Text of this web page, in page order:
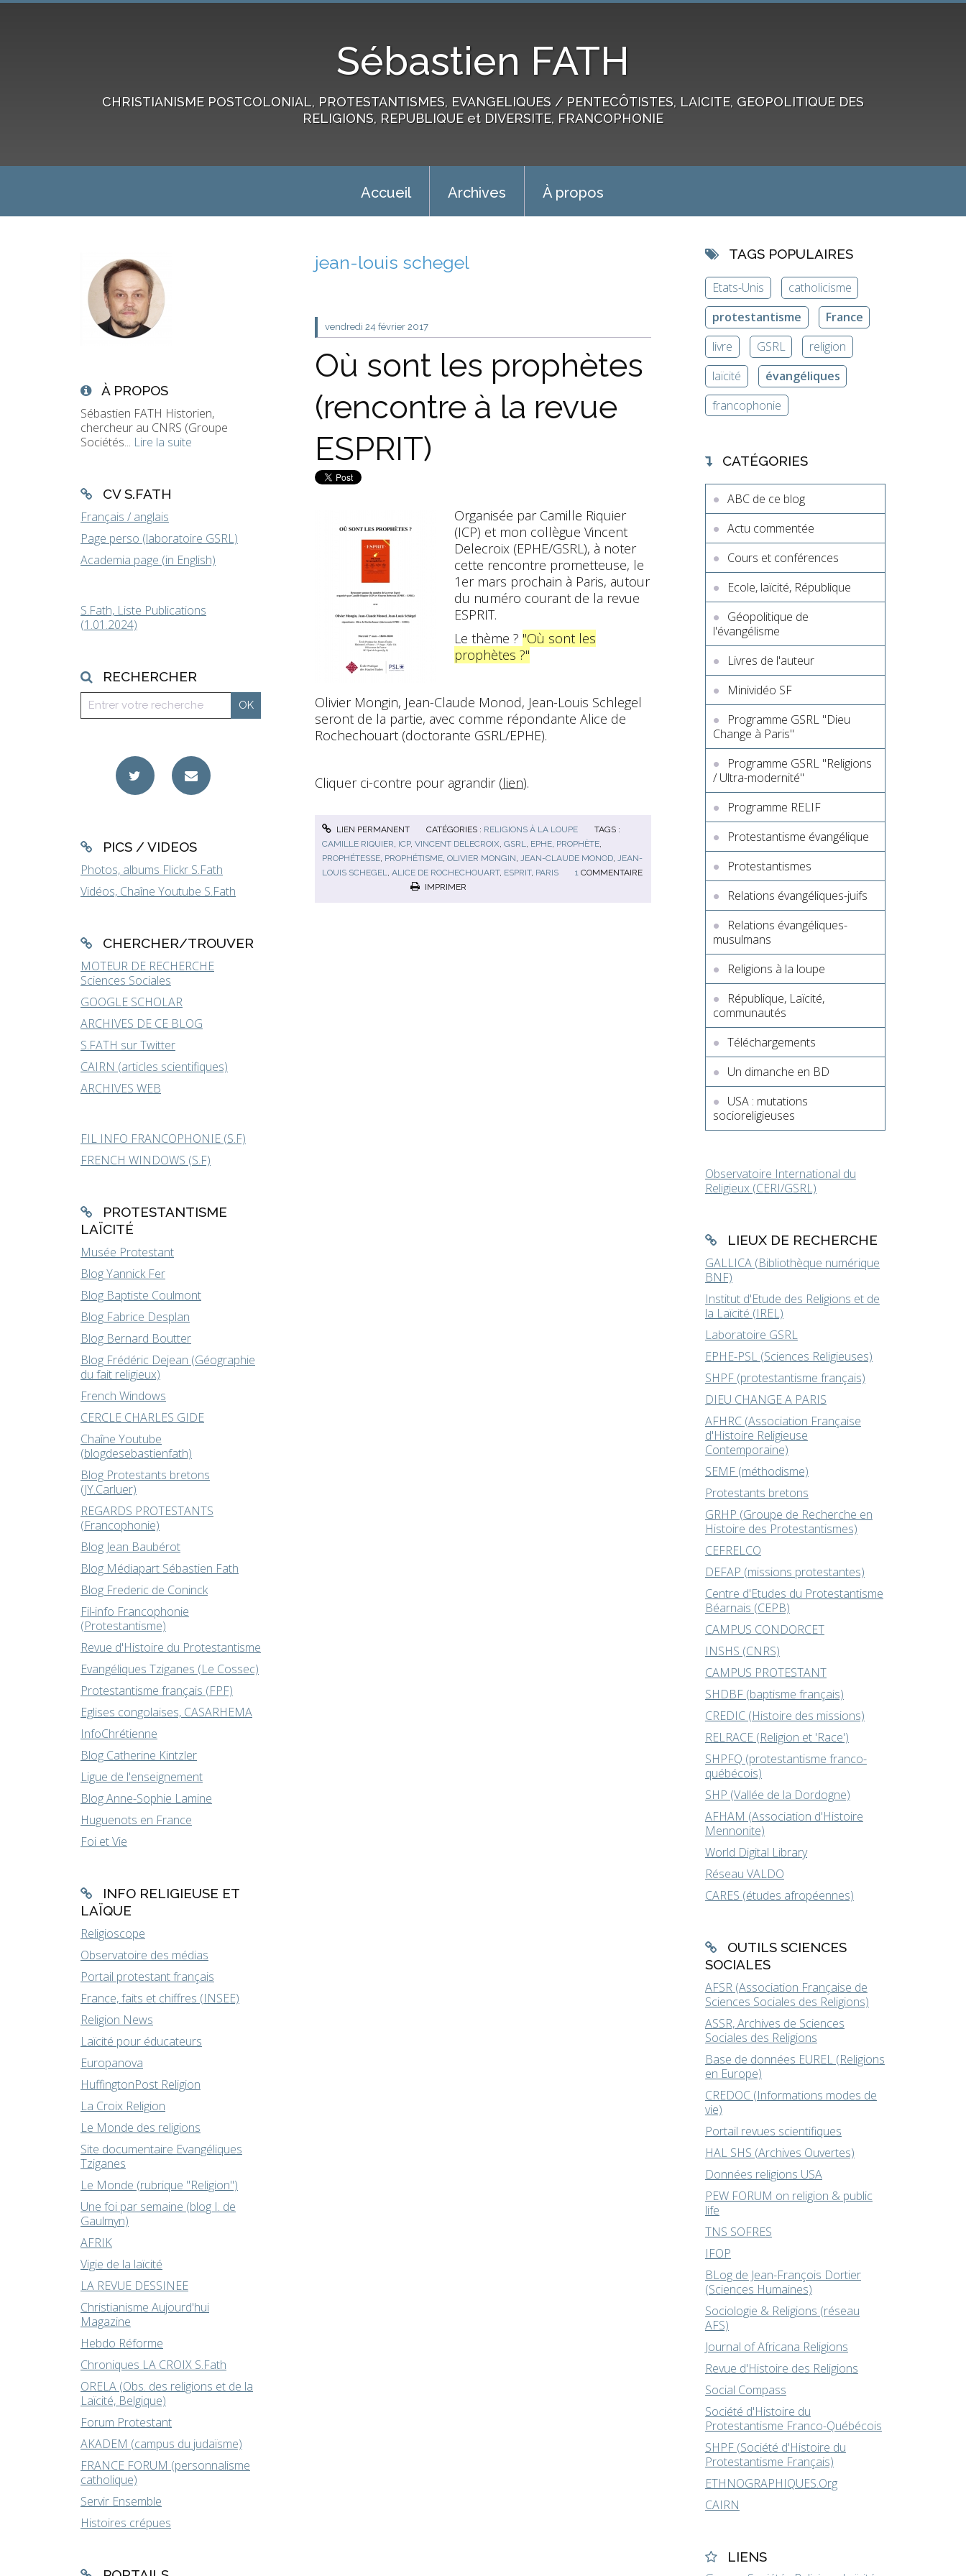
Sébastien FATH
CHRISTIANISME POSTCOLONIAL, PROTESTANTISMES, EVANGELIQUES / PENTECÔTISTES, LAICITE, GEOPOLITIQUE DES
RELIGIONS, REPUBLIQUE et DIVERSITE, FRANCOPHONIE
Accueil Archives À propos
À PROPOS
Sébastien FATH Historien,
chercheur au CNRS (Groupe
Sociétés... Lire la suite
CV S.FATH
Français / anglais
Page perso (laboratoire GSRL)
Academia page (in English)
S.Fath, Liste Publications
(1.01.2024)
RECHERCHER
PICS / VIDEOS
Photos, albums Flickr S.Fath
Vidéos, Chaîne Youtube S.Fath
CHERCHER/TROUVER
MOTEUR DE RECHERCHE
Sciences Sociales
GOOGLE SCHOLAR
ARCHIVES DE CE BLOG
S.FATH sur Twitter
CAIRN (articles scientifiques)
ARCHIVES WEB
FIL INFO FRANCOPHONIE (S.F)
FRENCH WINDOWS (S.F)
PROTESTANTISME
LAÏCITÉ
Musée Protestant
Blog Yannick Fer
Blog Baptiste Coulmont
Blog Fabrice Desplan
Blog Bernard Boutter
Blog Frédéric Dejean (Géographie
du fait religieux)
French Windows
CERCLE CHARLES GIDE
Chaîne Youtube
(blogdesebastienfath)
Blog Protestants bretons
(JY.Carluer)
REGARDS PROTESTANTS
(Francophonie)
Blog Jean Baubérot
Blog Médiapart Sébastien Fath
Blog Frederic de Coninck
Fil-info Francophonie
(Protestantisme)
Revue d'Histoire du Protestantisme
Evangéliques Tziganes (Le Cossec)
Protestantisme français (FPF)
Eglises congolaises, CASARHEMA
InfoChrétienne
Blog Catherine Kintzler
Ligue de l'enseignement
Blog Anne-Sophie Lamine
Huguenots en France
Foi et Vie
INFO RELIGIEUSE ET
LAÏQUE
Religioscope
Observatoire des médias
Portail protestant français
France, faits et chiffres (INSEE)
Religion News
Laïcité pour éducateurs
Europanova
HuffingtonPost Religion
La Croix Religion
Le Monde des religions
Site documentaire Evangéliques
Tziganes
Le Monde (rubrique "Religion")
Une foi par semaine (blog I. de
Gaulmyn)
AFRIK
Vigie de la laïcité
LA REVUE DESSINEE
Christianisme Aujourd'hui
Magazine
Hebdo Réforme
Chroniques LA CROIX S.Fath
ORELA (Obs. des religions et de la
Laïcité, Belgique)
Forum Protestant
AKADEM (campus du judaïsme)
FRANCE FORUM (personnalisme
catholique)
Servir Ensemble
Histoires crépues
jean-louis schegel
vendredi 24 février 2017
Où sont les prophètes
(rencontre à la revue
ESPRIT)
Organisée par Camille Riquier
(ICP) et mon collègue Vincent
Delecroix (EPHE/GSRL), à noter
cette rencontre prometteuse, le
1er mars prochain à Paris, autour
du numéro courant de la revue
ESPRIT.
Le thème ? "Où sont les
prophètes ?"
Olivier Mongin, Jean-Claude Monod, Jean-Louis Schlegel
seront de la partie, avec comme répondante Alice de
Rochechouart (doctorante GSRL/EPHE).
Cliquer ci-contre pour agrandir (lien).
LIEN PERMANENT CATÉGORIES : RELIGIONS À LA LOUPE
TAGS :
CAMILLE RIQUIER ICP, VINCENT DELECROIX, GSRL EPHE, PROPHÈTE,
PROPHÉTESSE, PROPHÉTISME, OLIVIER MONGIN JEAN-CLAUDE MONOD,
JEAN-
LOUIS SCHEGEL
ALICE DE ROCHECHOUART, ESPRIT, PARIS 1 COMMENTAIRE
IMPRIMER
TAGS POPULAIRES
Etats-Unis
catholicisme
protestantisme
France
livre
GSRL
religion
laïcité
évangéliques
francophonie
CATÉGORIES
ABC de ce blog
Actu commentée
Cours et conférences
Ecole, laïcité, République
Géopolitique de
l'évangélisme
Livres de l'auteur
Minividéo SF
Programme GSRL "Dieu
Change à Paris"
Programme GSRL "Religions
/ Ultra-modernité"
Programme RELIF
Protestantisme évangélique
Protestantismes
Relations évangéliques-juifs
Relations évangéliques-
musulmans
Religions à la loupe
République, Laïcité,
communautés
Téléchargements
Un dimanche en BD
USA : mutations
socioreligieuses
Observatoire International du
Religieux (CERI/GSRL)
LIEUX DE RECHERCHE
GALLICA (Bibliothèque numérique
BNF)
Institut d'Etude des Religions et de
la Laïcité (IREL)
Laboratoire GSRL
EPHE-PSL (Sciences Religieuses)
SHPF (protestantisme français)
DIEU CHANGE A PARIS
AFHRC (Association Française
d'Histoire Religieuse
Contemporaine)
SEMF (méthodisme)
Protestants bretons
GRHP (Groupe de Recherche en
Histoire des Protestantismes)
CEFRELCO
DEFAP (missions protestantes)
Centre d'Etudes du Protestantisme
Béarnais (CEPB)
CAMPUS CONDORCET
INSHS (CNRS)
CAMPUS PROTESTANT
SHDBF (baptisme français)
CREDIC (Histoire des missions)
RELRACE (Religion et 'Race')
SHPFQ (protestantisme franco-
québécois)
SHP (Vallée de la Dordogne)
AFHAM (Association d'Histoire
Mennonite)
World Digital Library
Réseau VALDO
CARES (études afropéennes)
OUTILS SCIENCES
SOCIALES
AFSR (Association Française de
Sciences Sociales des Religions)
ASSR, Archives de Sciences
Sociales des Religions
Base de données EUREL (Religions
en Europe)
CREDOC (Informations modes de
vie)
Portail revues scientifiques
HAL SHS (Archives Ouvertes)
Données religions USA
PEW FORUM on religion & public
life
TNS SOFRES
IFOP
BLog de Jean-François Dortier
(Sciences Humaines)
Sociologie & Religions (réseau
AFS)
Journal of Africana Religions
Revue d'Histoire des Religions
Social Compass
Société d'Histoire du
Protestantisme Franco-Québécois
SHPF (Société d'Histoire du
Protestantisme Français)
ETHNOGRAPHIQUES.Org
CAIRN
LIENS